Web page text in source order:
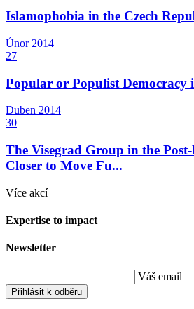
Islamophobia in the Czech
Únor 2014
27
Popular or Populist Democracy
Duben 2014
30
The Visegrad Group in the
Closer to Move Fu...
Více akcí
Expertise to impact
Newsletter
Váš email
Přihlásit k odběru